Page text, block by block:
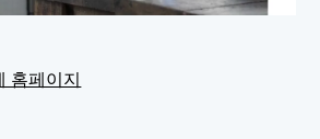
홈페이지